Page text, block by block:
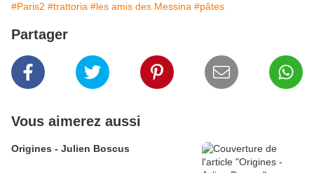
#Paris2 #trattoria #les amis des Messina #pâtes
Partager
Vous aimerez aussi
Origines - Julien Boscus